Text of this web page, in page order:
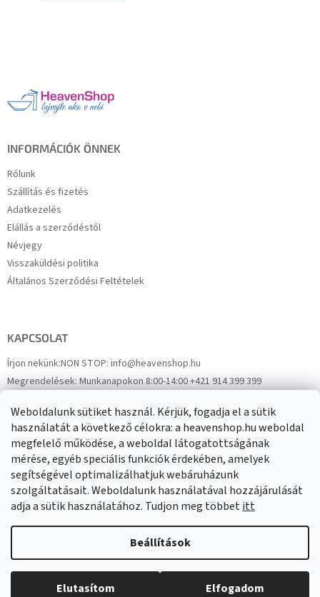
Weboldalunk sütiket használ. Kérjük, fogadja el a sütik
használatát a következő célokra: a heavenshop.hu weboldal
megfelelő működése, a weboldal látogatottságának
mérése, egyéb speciális funkciók érdekében, amelyek
segítségével optimalizálhatjuk webáruházunk
szolgáltatásait. Weboldalunk használatával hozzájárulását
adja a sütik használatához. Tudjon meg többetitt
Beállítások
Elutasítom Elfogadom
INFORMÁCIÓK ÖNNEK
Rólunk
Szállítás és fizetés
Adatkezelés
Elállás a szerződéstől
Névjegy
Visszaküldési politika
Általános Szerződési Feltételek
KAPCSOLAT
Írjon nekünk:NON STOP: info@heavenshop.hu
Megrendelések:Munkanapokon 8:00-14:00 +421 914 399 399
FacebookHeavenShop.sk
Eredményeink